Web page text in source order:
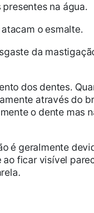
na água.
o esmalte.
da
dos dentes.
através do
o dente mas
é geralmente
ficar visível